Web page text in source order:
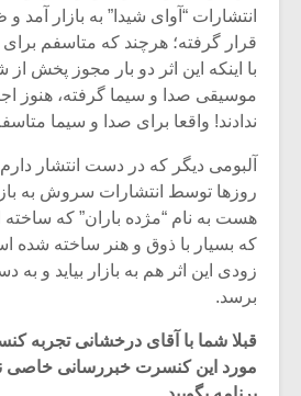
انتشارات “آوای شیدا” به بازار آمد
قرار گرفته؛ هرچند که متاسفم برای
با اینکه این اثر دو بار مجوز پخش
موسیقی صدا و سیما گرفته، هنوز
ندادند! واقعا برای صدا و سیما
آلبومی دیگر که در دست انتشار
روزها توسط انتشارات سروش به
هست به نام “مژده باران” که
که بسیار با ذوق و هنر ساخته شده
زودی این اثر هم به بازار بیاید و
برسد.
قبلا شما با آقای درخشانی تجربه
مورد این کنسرت خبررسانی خاصی